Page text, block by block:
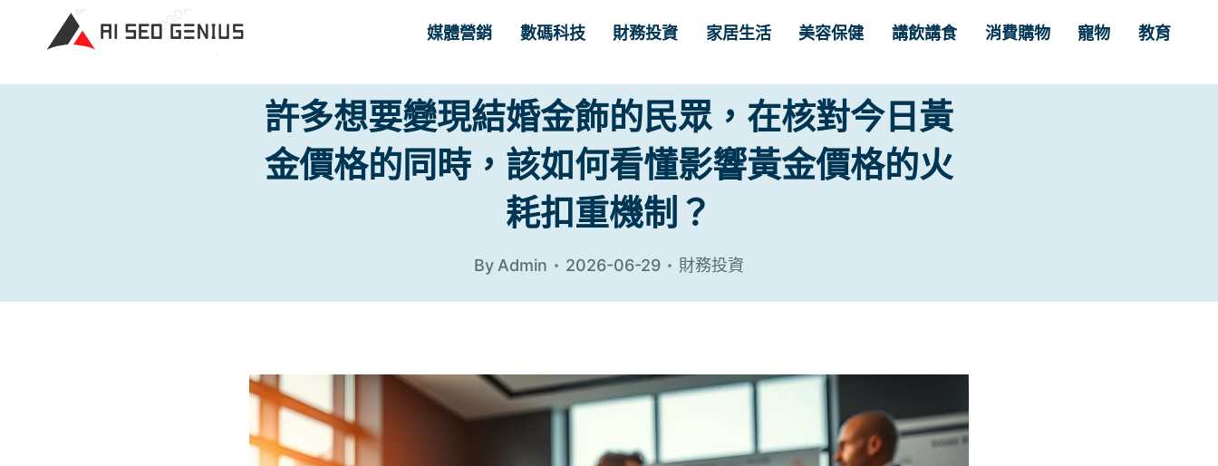
媒體營銷 數碼科技 財務投資 家居生活 美容保健 講飲講食 消費購物 寵物 教育
許多想要變現結婚金飾的民眾，在核對今日黃
金價格的同時，該如何看懂影響黃金價格的火
耗扣重機制？
By Admin 2026-06-29 財務投資